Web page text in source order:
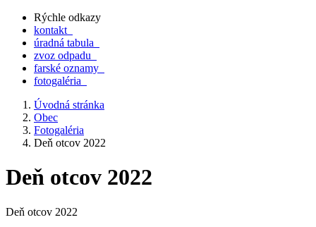
Rýchle odkazy
kontakt
úradná tabula
zvoz odpadu
farské oznamy
fotogaléria
Úvodná stránka
Obec
Fotogaléria
Deň otcov 2022
Deň otcov 2022
Deň otcov 2022